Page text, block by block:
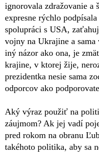
ignorovala zdražovanie a
expresne rýchlo
spolupráci s USA,
vojny na Ukrajine a
iný názor ako ona, je
krajine, v ktorej žije,
prezidentka nesie sama
odporcov ako
Aký výraz použiť na
záujmom? Ak jej vadí
pred rokom na obranu
takéhoto politika, aby sa